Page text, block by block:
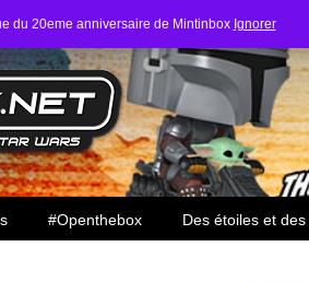
du 20eme anniversaire de Mintinbox Ignorer
#Openthebox Des étoiles et